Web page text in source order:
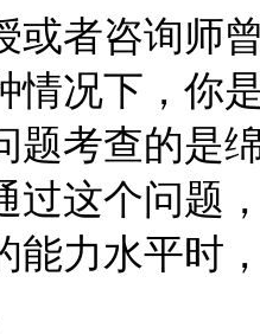
者咨询师曾
情况下，你
考查的是绵
过这个问题
能力水平时